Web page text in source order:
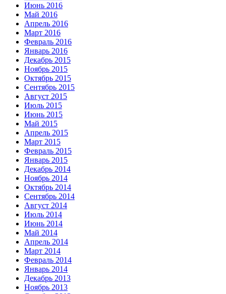
Июнь 2016
Май 2016
Апрель 2016
Март 2016
Февраль 2016
Январь 2016
Декабрь 2015
Ноябрь 2015
Октябрь 2015
Сентябрь 2015
Август 2015
Июль 2015
Июнь 2015
Май 2015
Апрель 2015
Март 2015
Февраль 2015
Январь 2015
Декабрь 2014
Ноябрь 2014
Октябрь 2014
Сентябрь 2014
Август 2014
Июль 2014
Июнь 2014
Май 2014
Апрель 2014
Март 2014
Февраль 2014
Январь 2014
Декабрь 2013
Ноябрь 2013